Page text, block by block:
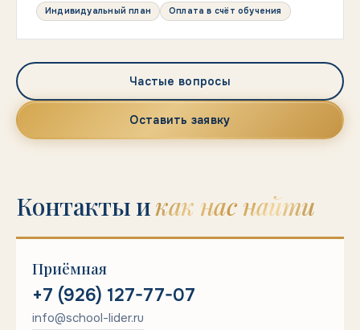
Индивидуальный план Оплата в счёт обучения
Частые вопросы
Оставить заявку
Контакты икак нас найти
Приёмная
+7 (926) 127-77-07
info@school-lider.ru